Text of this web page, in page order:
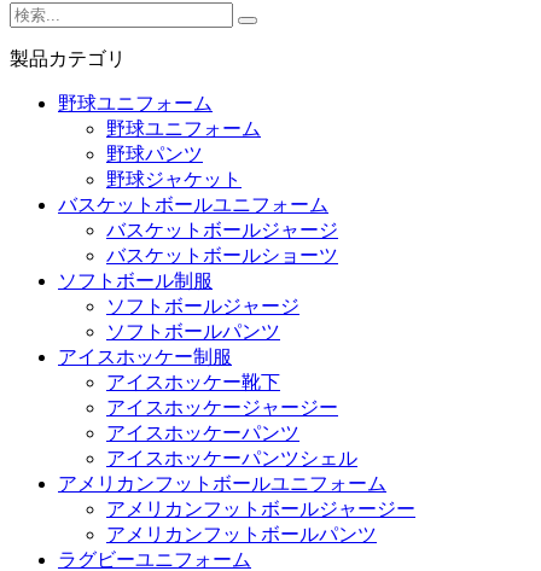
製品カテゴリ
野球ユニフォーム
野球ユニフォーム
野球パンツ
野球ジャケット
バスケットボールユニフォーム
バスケットボールジャージ
バスケットボールショーツ
ソフトボール制服
ソフトボールジャージ
ソフトボールパンツ
アイスホッケー制服
アイスホッケー靴下
アイスホッケージャージー
アイスホッケーパンツ
アイスホッケーパンツシェル
アメリカンフットボールユニフォーム
アメリカンフットボールジャージー
アメリカンフットボールパンツ
ラグビーユニフォーム